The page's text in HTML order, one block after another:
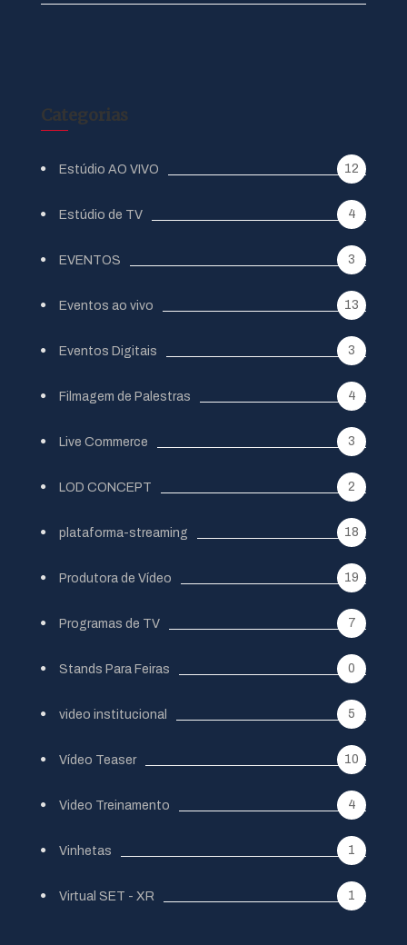
Categorias
Estúdio AO VIVO 12
Estúdio de TV 4
EVENTOS 3
Eventos ao vivo 13
Eventos Digitais 3
Filmagem de Palestras 4
Live Commerce 3
LOD CONCEPT 2
plataforma-streaming 18
Produtora de Vídeo 19
Programas de TV 7
Stands Para Feiras 0
video institucional 5
Vídeo Teaser 10
Video Treinamento 4
Vinhetas 1
Virtual SET - XR 1